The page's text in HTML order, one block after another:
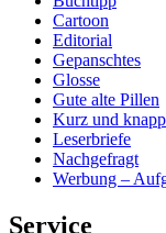
Cartoon
Editorial
Gepanschtes
Glosse
Gute alte Pillen
Kurz und knapp
Leserbriefe
Nachgefragt
Werbung –
Service